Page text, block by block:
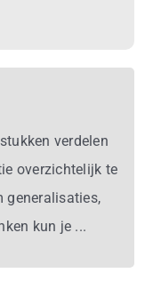
verdelen
overzichtelijk te
generalisaties,
kun je ...